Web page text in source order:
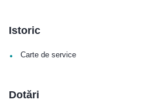
Istoric
• Carte de service
Dotări